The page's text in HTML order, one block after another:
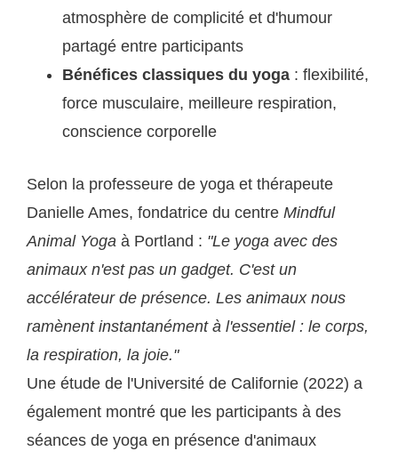
atmosphère de complicité et d'humour
partagé entre participants
Bénéfices classiques du yoga : flexibilité,
force musculaire, meilleure respiration,
conscience corporelle
Selon la professeure de yoga et thérapeute
Danielle Ames, fondatrice du centre Mindful
Animal Yoga à Portland : "Le yoga avec des
animaux n'est pas un gadget. C'est un
accélérateur de présence. Les animaux nous
ramènent instantanément à l'essentiel : le corps,
la respiration, la joie."
Une étude de l'Université de Californie (2022) a
également montré que les participants à des
séances de yoga en présence d'animaux